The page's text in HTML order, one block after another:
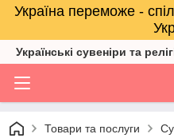
Україна переможе -
Українські сувеніри та
Товари та послуги